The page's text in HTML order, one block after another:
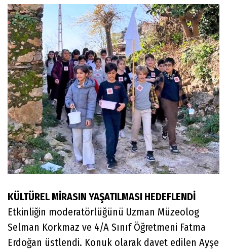
KÜLTÜREL MİRASIN YAŞATILMASI HEDEFLENDİ
Etkinliğin moderatörlüğünü Uzman Müzeolog
Selman Korkmaz ve 4/A Sınıf Öğretmeni Fatma
Erdoğan üstlendi. Konuk olarak davet edilen Ayşe